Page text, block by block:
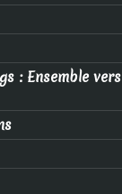
: Ensemble vers